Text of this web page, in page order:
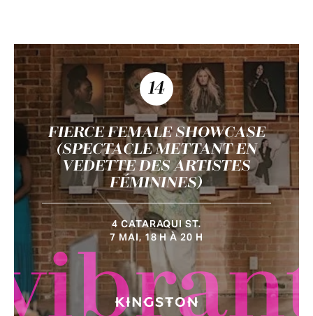
14
FIERCE FEMALE SHOWCASE
(SPECTACLE METTANT EN
VEDETTE DES ARTISTES
FÉMININES)
4 CATARAQUI ST.
7 MAI, 18 H À 20 H